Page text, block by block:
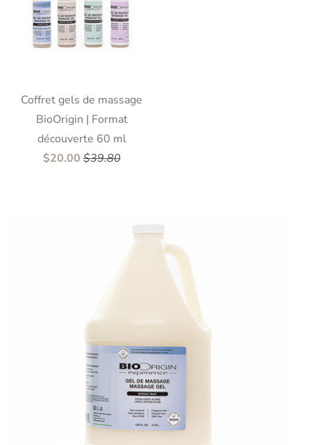
Coffret gels de massage
BioOrigin | Format
découverte 60 ml
$20.00$39.80